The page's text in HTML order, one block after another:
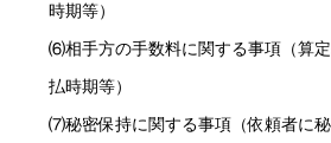
時期等）
⑹相手方の手数料に関する事項（算
払時期等）
⑺秘密保持に関する事項（依頼者に